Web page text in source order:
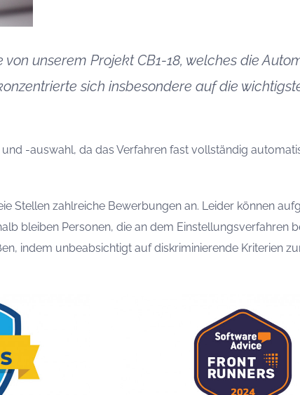
unserem Projekt CB1-18, welches die
sich insbesondere auf die
-auswahl, da das Verfahren fast vollständig
Stellen zahlreiche Bewerbungen an. Leider können
bleiben Personen, die an dem Einstellungsverfahren
indem unbeabsichtigt auf diskriminierende Kriterien